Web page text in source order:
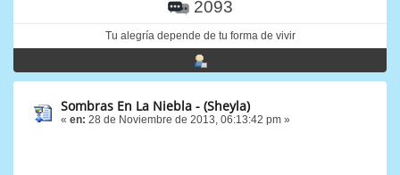
2093
Tu alegría depende de tu forma de vivir
Sombras En La Niebla - (Sheyla)
« en: 28 de Noviembre de 2013, 06:13:42 pm »